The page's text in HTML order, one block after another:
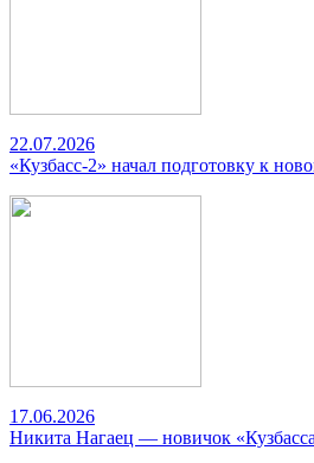
22.07.2026
«Кузбасс-2» начал подготовку к
17.06.2026
Никита Нагаец — новичок